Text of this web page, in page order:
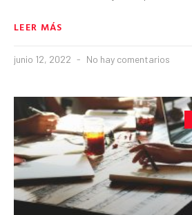
LEER MÁS
junio 12, 2022 No hay comentarios